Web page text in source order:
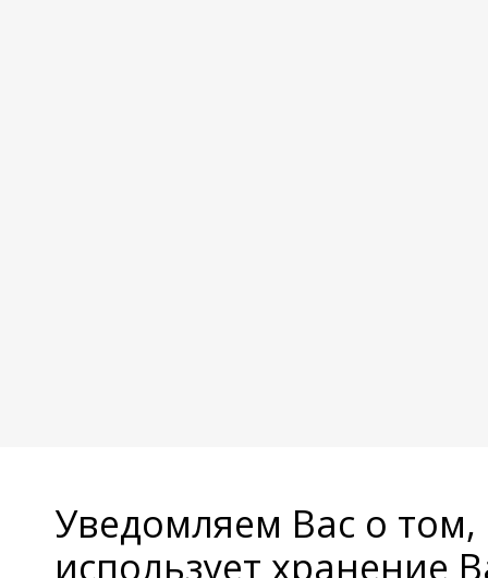
Уведомляем Вас о
использует хранение